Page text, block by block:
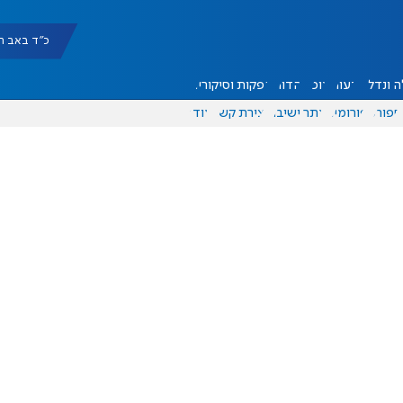
כ"ד באב תשפ"ו
ונדל"ן דעות אוכל יהדות הפקות וסיקורים
ספורט פורומים אתר ישיבה יצירת קשר עוד